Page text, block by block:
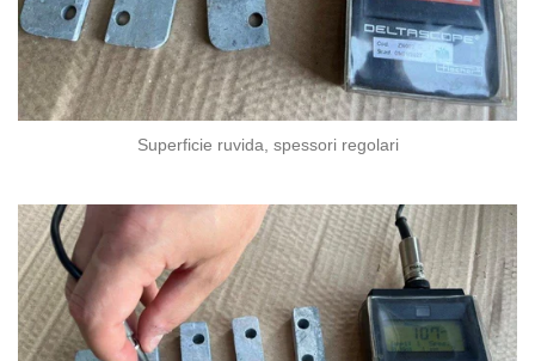
Superficie ruvida, spessori regolari